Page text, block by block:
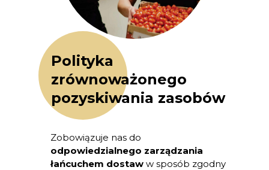
Polityka
zrównoważonego
pozyskiwania zasobów
Zobowiązuje nas do
odpowiedzialnego zarządzania
łańcuchem dostaw w sposób zgodny